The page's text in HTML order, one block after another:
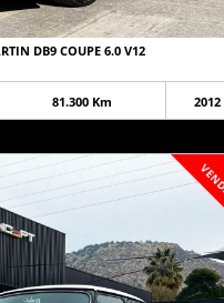
DB9 COUPE 6.0 V12
81.300 Km 2012